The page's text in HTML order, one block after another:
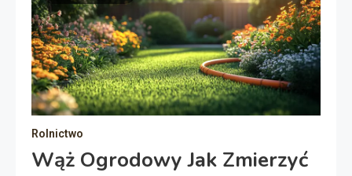
Rolnictwo
Wąż Ogrodowy Jak Zmierzyć